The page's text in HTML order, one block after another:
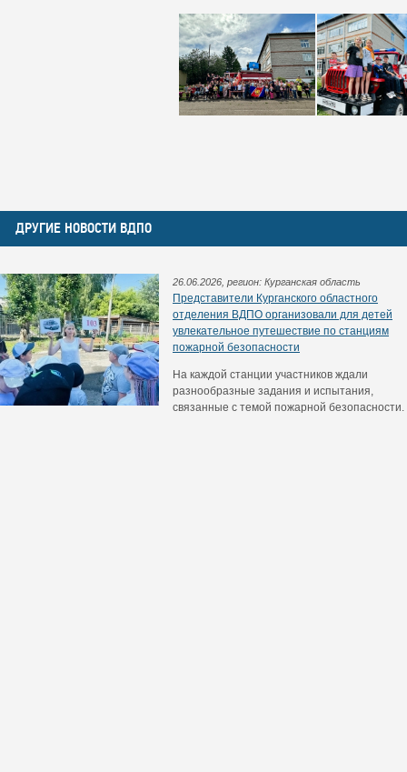
ДРУГИЕ НОВОСТИ ВДПО
26.06.2026, регион: Курганская область
Представители Курганского областного
отделения ВДПО организовали для детей
увлекательное путешествие по станциям
пожарной безопасности
На каждой станции участников ждали
разнообразные задания и испытания,
связанные с темой пожарной безопасности.